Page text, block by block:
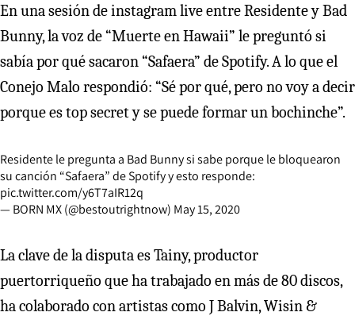
En una sesión de instagram live entre Residente y Bad
Bunny, la voz de “Muerte en Hawaii” le preguntó si
sabía por qué sacaron “Safaera” de Spotify. A lo que el
Conejo Malo respondió: “Sé por qué, pero no voy a decir
porque es top secret y se puede formar un bochinche”.
Residente le pregunta a Bad Bunny si sabe porque le bloquearon
su canción “Safaera” de Spotify y esto responde:
pic.twitter.com/y6T7aIR12q
— BORN MX (@bestoutrightnow) May 15, 2020
La clave de la disputa es Tainy, productor
puertorriqueño que ha trabajado en más de 80 discos,
ha colaborado con artistas como J Balvin, Wisin &